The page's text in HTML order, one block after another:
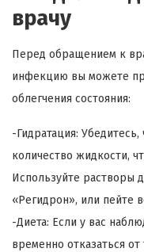
врачу
Перед обращением к
инфекцию вы можете
облегчения состояния:
-Гидратация:
количество жидкости,
Используйте растворы
«Регидрон», или пейте
-Диета: Если у вас
временно отказаться